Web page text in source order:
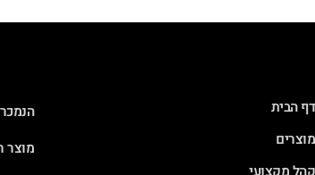
דף הבית
מוצרים
מוצר